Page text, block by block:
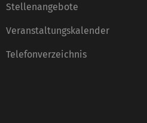
Stellenangebote
Veranstaltungskalender
Telefonverzeichnis